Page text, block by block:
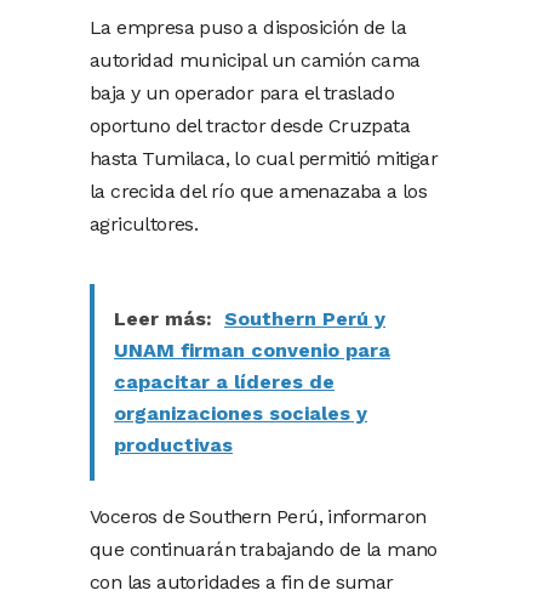
La empresa puso a disposición de la
autoridad municipal un camión cama
baja y un operador para el traslado
oportuno del tractor desde Cruzpata
hasta Tumilaca, lo cual permitió mitigar
la crecida del río que amenazaba a los
agricultores.
Leer más: Southern Perú y
UNAM firman convenio para
capacitar a líderes de
organizaciones sociales y
productivas
Voceros de Southern Perú, informaron
que continuarán trabajando de la mano
con las autoridades a fin de sumar